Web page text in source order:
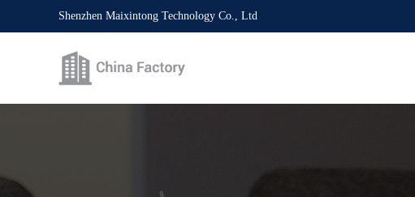
Shenzhen Maixintong Technology Co., Ltd